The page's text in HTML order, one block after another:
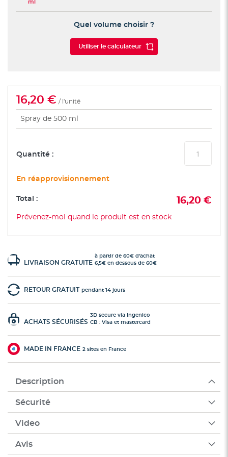
ml
Quel volume choisir ?
Utiliser le calculateur
16,20 € / l'unité
Spray de 500 ml
Quantité :
En réapprovisionnement
Total : 16,20 €
Prévenez-moi quand le produit est en stock
LIVRAISON GRATUITE
à partir de 60€ d'achat
6,5€ en dessous de 60€
RETOUR GRATUIT pendant 14 jours
ACHATS SÉCURISÉS
3D secure via Ingenico
CB : Visa et mastercard
MADE IN FRANCE 2 sites en France
Description
Sécurité
Video
Avis